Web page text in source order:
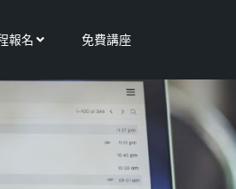
證
報名 Open 課程報名
免費講座